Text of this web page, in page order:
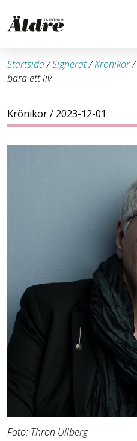
Startsida/Signerat/Krönikor/
bara ett liv
Krönikor/ 2023-12-01
Foto: Thron Ullberg